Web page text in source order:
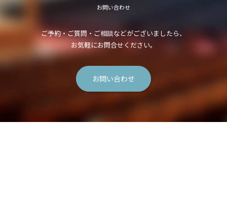
お問い合わせ
ご予約・ご質問・ご相談などがございましたら、
お気軽にお問合せください。
お問い合わせ